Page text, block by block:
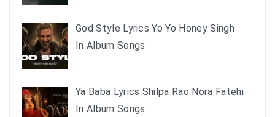
God Style Lyrics Yo Yo Honey Singh
In Album Songs
Ya Baba Lyrics Shilpa Rao Nora Fatehi
In Album Songs